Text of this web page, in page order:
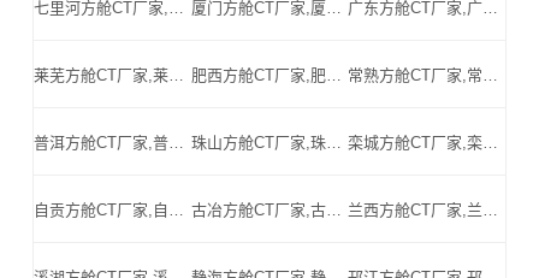
七里河方舱CT厂家,七里河方舱式CT,七里河CT方舱,七里河方舱CT,七里河医用CT方舱,七里河移动方舱CT-七里河医用CT方舱公司 厦门方舱CT厂家,厦门方舱式CT,厦门CT方舱,厦门方舱CT,厦门医用CT方舱,厦门移动方舱CT-厦门医用CT方舱公司 广东方舱CT厂家,广东方舱式CT,广东CT方舱,广东方舱CT,广东医用CT方舱,广东移动方舱CT-广东医用CT方舱公司
莱芜方舱CT厂家,莱芜方舱式CT,莱芜CT方舱,莱芜方舱CT,莱芜医用CT方舱,莱芜移动方舱CT-莱芜医用CT方舱公司 肥西方舱CT厂家,肥西方舱式CT,肥西CT方舱,肥西方舱CT,肥西医用CT方舱,肥西移动方舱CT-肥西医用CT方舱公司 常熟方舱CT厂家,常熟方舱式CT,常熟CT方舱,常熟方舱CT,常熟医用CT方舱,常熟移动方舱CT-常熟医用CT方舱公司
普洱方舱CT厂家,普洱方舱式CT,普洱CT方舱,普洱方舱CT,普洱医用CT方舱,普洱移动方舱CT-普洱医用CT方舱公司 珠山方舱CT厂家,珠山方舱式CT,珠山CT方舱,珠山方舱CT,珠山医用CT方舱,珠山移动方舱CT-珠山医用CT方舱公司 栾城方舱CT厂家,栾城方舱式CT,栾城CT方舱,栾城方舱CT,栾城医用CT方舱,栾城移动方舱CT-栾城医用CT方舱公司
自贡方舱CT厂家,自贡方舱式CT,自贡CT方舱,自贡方舱CT,自贡医用CT方舱,自贡移动方舱CT-自贡医用CT方舱公司 古冶方舱CT厂家,古冶方舱式CT,古冶CT方舱,古冶方舱CT,古冶医用CT方舱,古冶移动方舱CT-古冶医用CT方舱公司 兰西方舱CT厂家,兰西方舱式CT,兰西CT方舱,兰西方舱CT,兰西医用CT方舱,兰西移动方舱CT-兰西医用CT方舱公司